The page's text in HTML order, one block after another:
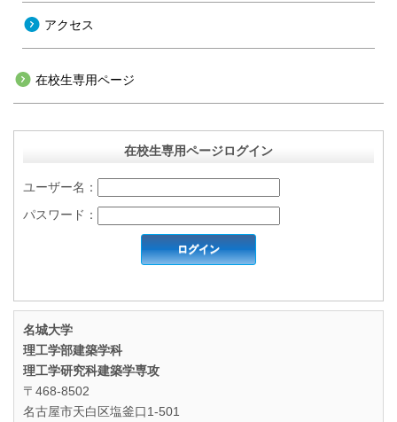
アクセス
在校生専用ページ
在校生専用ページログイン
ユーザー名：
パスワード：
名城大学
理工学部建築学科
理工学研究科建築学専攻
〒468-8502
名古屋市天白区塩釜口1-501